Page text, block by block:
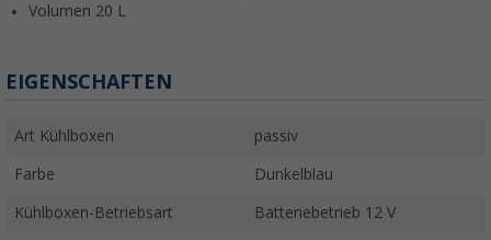
Volumen 20 L
EIGENSCHAFTEN
Art Kühlboxen passiv
Farbe Dunkelblau
Kühlboxen-Betriebsart Batteriebetrieb 12 V